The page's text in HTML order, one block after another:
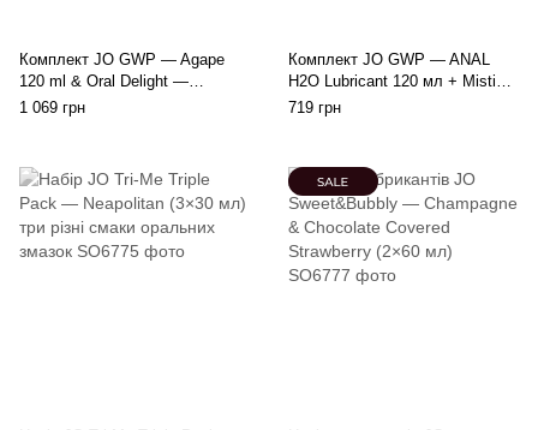
Комплект JO GWP — Agape
120 ml & Oral Delight —
Strawberry 30 мл
1 069 грн
Комплект JO GWP — ANAL
H2O Lubricant 120 мл + Misting
Toy Cleaner 120 мл
719 грн